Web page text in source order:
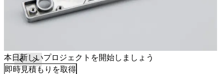
本日新しいプロジェクトを開始しましょう
即時見積もりを取得